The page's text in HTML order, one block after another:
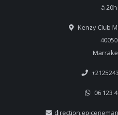
à 20h
Kenzy Club
40050
06 123